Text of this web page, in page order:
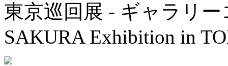
東京巡回展 - ギャラリー
SAKURA Exhibition in